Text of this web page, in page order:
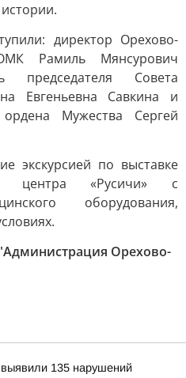
директор Орехово-
Рамиль Мянсурович
председателя Совета
Евгеньевна Савкина и
Мужества Сергей
экскурсией по выставке
центра «Русичи» с
оборудования,
Орехово-
135 нарушений